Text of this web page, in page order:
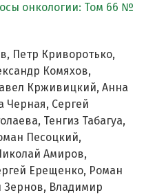
онкологии: Том 66 №
Петр Криворотько,
Комяхов,
Крживицкий, Анна
Черная, Сергей
Тенгиз Табагуа,
Песоцкий,
Амиров,
Ерещенко, Роман
Зернов, Владимир